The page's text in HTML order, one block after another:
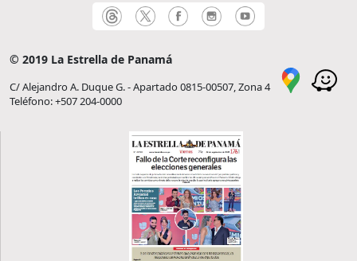
© 2019 La Estrella de Panamá
C/ Alejandro A. Duque G. - Apartado 0815-00507, Zona 4
Teléfono: +507 204-0000